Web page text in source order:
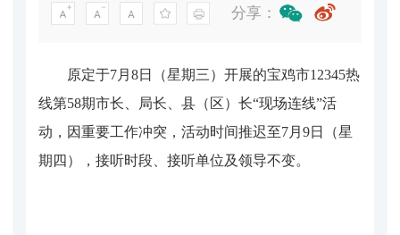
分享：
原定于7月8日（星期三）开展的宝鸡市12345热
线第58期市长、局长、县（区）长“现场连线”活
动，因重要工作冲突，活动时间推迟至7月9日（星
期四），接听时段、接听单位及领导不变。